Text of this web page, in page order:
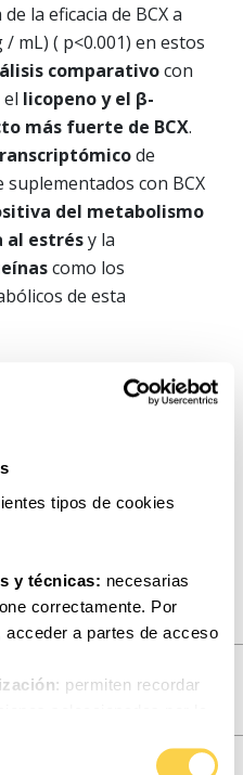
tipos de cookies
y técnicas: necesarias
correctamente. Por
a partes de acceso
: permiten recordar
medir la actividad, usos y
la eficacia de BCX a
mL) ( p<0.001) en estos
comparativocon
licopeno y el β-
más fuerte de BCX.
de
con BCX
del metabolismo
al estrésy la
como los
de esta
potencial de
publicaciones